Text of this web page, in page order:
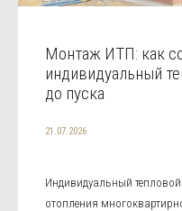
Монтаж ИТП: как
индивидуальный
до пуска
21.07.2026
Индивидуальный тепловой
отопления